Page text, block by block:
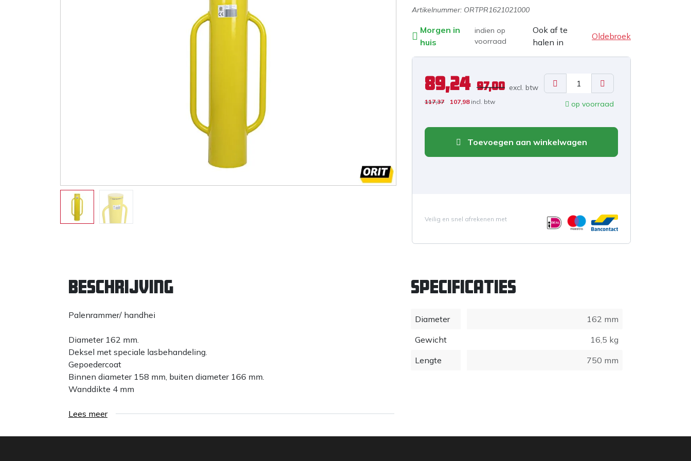
Artikelnummer: ORTPR1621021000
Morgen in
huis
indien op
voorraad
Ook af te
halen in
Oldebroek
89,24 97,00 excl. btw
117,37 107,98 incl. btw op voorraad
Toevoegen aan winkelwagen
Veilig en snel afrekenen met
Beschrijving
Palenrammer/ handhei
Diameter 162 mm.
Deksel met speciale lasbehandeling.
Gepoedercoat
Binnen diameter 158 mm, buiten diameter 166 mm.
Wanddikte 4 mm
Lees meer
Specificaties
Diameter
162 mm
Gewicht
16,5 kg
Lengte
750 mm